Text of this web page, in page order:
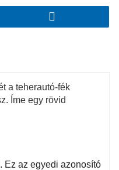
a teherautó-fék
Íme egy rövid
Ez az egyedi azonosító